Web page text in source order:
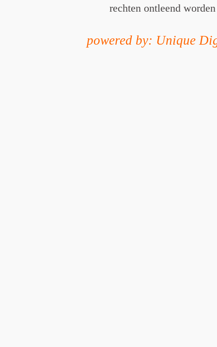
rechten ontleend worden
powered by: Unique